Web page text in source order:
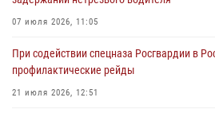
В Ростовской области экипаж
17 июля 2026, 07:24
Сотрудники вневедомственной охраны
07 июля 2026, 11:05
При содействии спецназа Росгвардии в
профилактические рейды
21 июля 2026, 12:51